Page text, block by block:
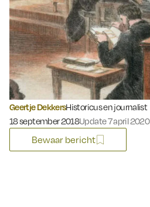
Geertje DekkersHistoricus en journalist
Gepubliceerd op:
18 september 2018Update 7 april 2020
Bewaar bericht